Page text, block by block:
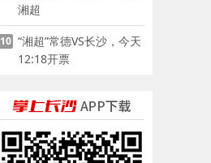
湘超
10 “湘超”常德VS长沙，今天
12:18开票